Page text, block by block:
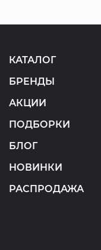
КАТАЛОГ
БРЕНДЫ
АКЦИИ
ПОДБОРКИ
БЛОГ
НОВИНКИ
РАСПРОДАЖА